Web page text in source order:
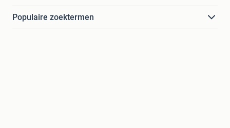
Populaire zoektermen